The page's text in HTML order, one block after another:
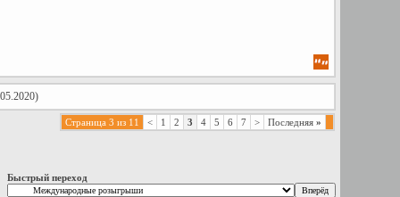
Страница 3 из 11 < 1 2 3 4 5 6 7 > Последняя»
Быстрый переход